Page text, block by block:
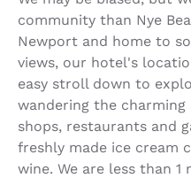
community than Nye
Newport and home to
views, our hotel's
easy stroll down to
wandering the
shops, restaurants and
freshly made ice cream
wine. We are less than 1